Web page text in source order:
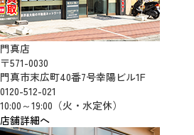
門真店
〒571-0030
門真市末広町40番7号幸陽ビル1F
0120-512-021
10:00～19:00（火・水定休）
店舗詳細へ